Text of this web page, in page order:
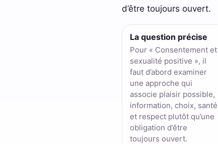
d’être toujours ouvert.
La question précise
Pour « Consentement et
sexualité positive », il
faut d’abord examiner
une approche qui
associe plaisir possible,
information, choix, santé
et respect plutôt qu’une
obligation d’être
toujours ouvert.